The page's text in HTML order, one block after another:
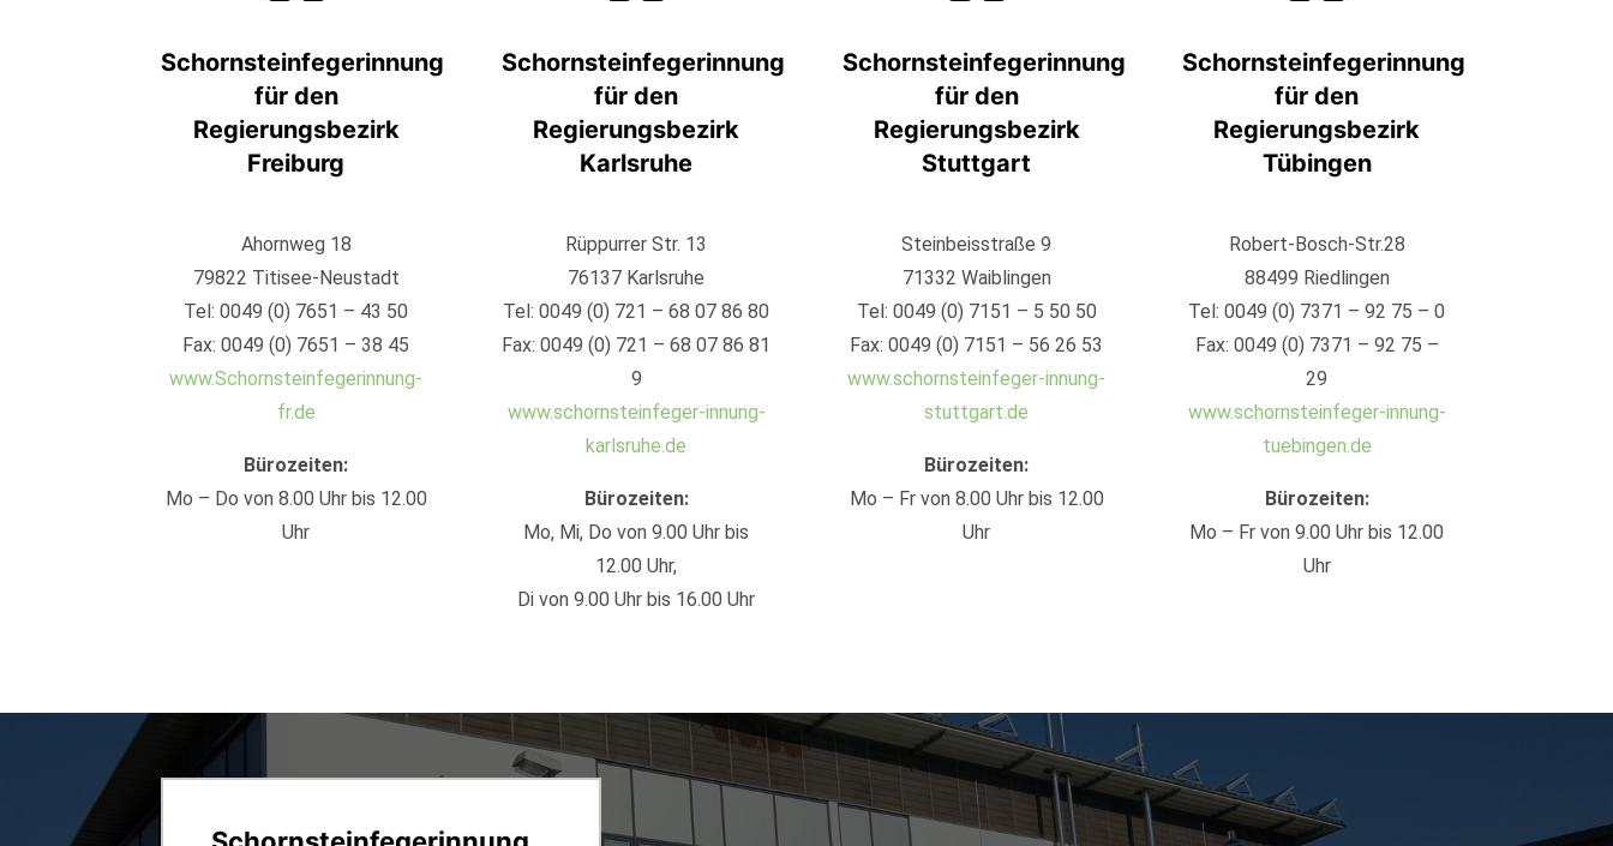
Schornsteinfegerinnung
für den
Regierungsbezirk
Freiburg
Ahornweg 18
79822 Titisee-Neustadt
Tel: 0049 (0) 7651 – 43 50
Fax: 0049 (0) 7651 – 38 45
www.Schornsteinfegerinnung-
fr.de
Bürozeiten:
Mo – Do von 8.00 Uhr bis 12.00
Uhr
Schornsteinfegerinnung
für den
Regierungsbezirk
Karlsruhe
Rüppurrer Str. 13
76137 Karlsruhe
Tel: 0049 (0) 721 – 68 07 86 80
Fax: 0049 (0) 721 – 68 07 86 81
9
www.schornsteinfeger-innung-
karlsruhe.de
Bürozeiten:
Mo, Mi, Do von 9.00 Uhr bis
12.00 Uhr,
Di von 9.00 Uhr bis 16.00 Uhr
Schornsteinfegerinnung
für den
Regierungsbezirk
Stuttgart
Steinbeisstraße 9
71332 Waiblingen
Tel: 0049 (0) 7151 – 5 50 50
Fax: 0049 (0) 7151 – 56 26 53
www.schornsteinfeger-innung-
stuttgart.de
Bürozeiten:
Mo – Fr von 8.00 Uhr bis 12.00
Uhr
Schornsteinfegerinnung
für den
Regierungsbezirk
Tübingen
Robert-Bosch-Str.28
88499 Riedlingen
Tel: 0049 (0) 7371 – 92 75 – 0
Fax: 0049 (0) 7371 – 92 75 –
29
www.schornsteinfeger-innung-
tuebingen.de
Bürozeiten:
Mo – Fr von 9.00 Uhr bis 12.00
Uhr